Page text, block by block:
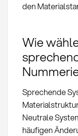
den
Wie
Sprechende
Neutrale
häufigen